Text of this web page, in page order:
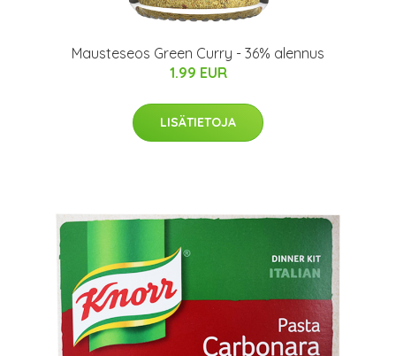
Mausteseos Green Curry - 36% alennus
1.99 EUR
LISÄTIETOJA